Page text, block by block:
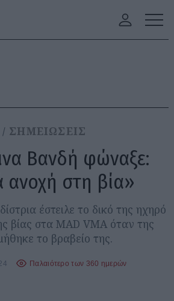
ΣΗΜΕΙΩΣΕΙΣ
Βανδή φώναξε:
ανοχή στη βία»
έστειλε το δικό της ηχηρό
βίας στα ΜΑD VMA όταν της
το βραβείο της.
Παλαιότερο των 360 ημερών